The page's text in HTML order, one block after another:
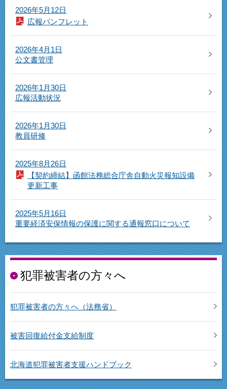
2026年5月12日
広報パンフレット
2026年4月1日
公文書管理
2026年1月30日
広報活動状況
2026年1月30日
教員研修
2025年8月26日
【契約締結】函館法務総合庁舎自動火災報知設備
更新工事
2025年5月16日
重要経済安保情報の保護に関する通報窓口について
犯罪被害者の方々へ
犯罪被害者の方々へ（法務省）
被害回復給付金支給制度
北海道犯罪被害者支援ハンドブック